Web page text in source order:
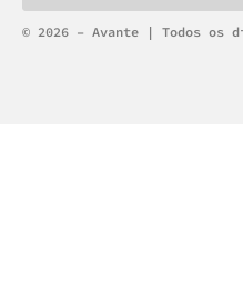
Alternative:
© 2026 – Avante | Todos os